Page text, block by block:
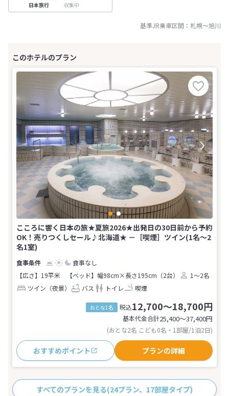
日本旅行 収集中
基準JR乗車区間： 札幌～旭川
こころに響く日本の旅★夏旅2026★出発日の30日前から予約
OK！売りつくしセール♪北海道★ －［喫煙］ツイン(1名～2
名1室)
食事なし
【広さ】19平米
【ベッド】幅98cm×長さ195cm（2台）
1～2名
ツイン（夜景）
バス トイレ 喫煙
おとな1名 税込12,700～18,700円
基本代金合計25,400〜37,400円
(おとな2名 こども0名・1部屋/1泊2日)
おすすめポイント プランの詳細
すべてのプランを見る(24プラン、17部屋タイプ)